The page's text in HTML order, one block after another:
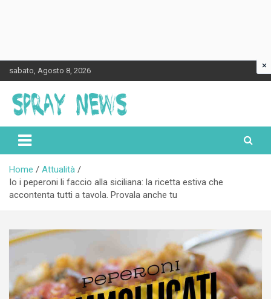
to
content
sabato, Agosto 8, 2026
Spraynews.it
Home
Attualità
Io i peperoni li faccio alla siciliana: la ricetta estiva che
accontenta tutti a tavola. Provala anche tu
×